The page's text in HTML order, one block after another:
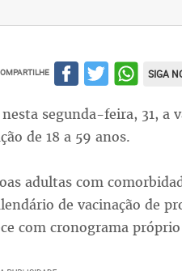
SIGA
segunda-feira, 31, a
de 18 a 59 anos.
adultas com
de vacinação de
com cronograma